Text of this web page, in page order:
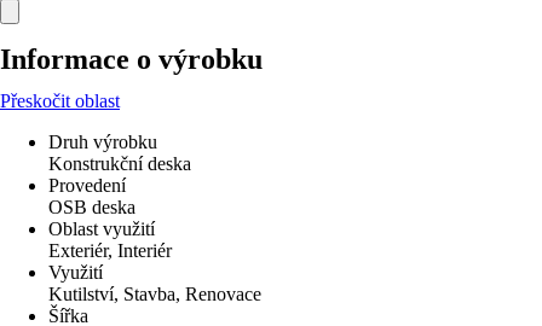
Informace o výrobku
Přeskočit oblast
Druh výrobku
Konstrukční deska
Provedení
OSB deska
Oblast využití
Exteriér, Interiér
Využití
Kutilství, Stavba, Renovace
Šířka